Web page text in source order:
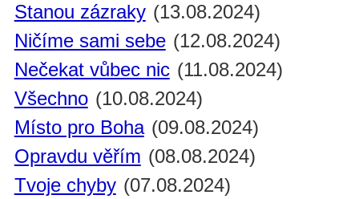
Stanou zázraky (13.08.2024)
Ničíme sami sebe (12.08.2024)
Nečekat vůbec nic (11.08.2024)
Všechno (10.08.2024)
Místo pro Boha (09.08.2024)
Opravdu věřím (08.08.2024)
Tvoje chyby (07.08.2024)